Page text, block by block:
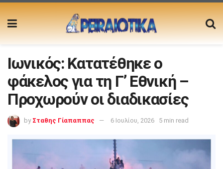
Ιωνικός: Κατατέθηκε ο
φάκελος για τη Γ’ Εθνική –
Προχωρούν οι διαδικασίες
by Σταθης Γίαπαππας 6 Ιουλίου, 2026 5 min read